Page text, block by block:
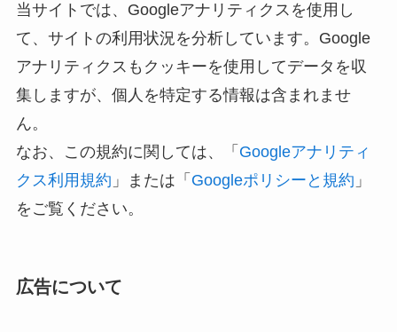
当サイトでは、Googleアナリティクスを使用し
て、サイトの利用状況を分析しています。Google
アナリティクスもクッキーを使用してデータを収
集しますが、個人を特定する情報は含まれませ
ん。
なお、この規約に関しては、「 Googleアナリティ
クス利用規約 」または「 Googleポリシーと規約 」
をご覧ください。
広告について